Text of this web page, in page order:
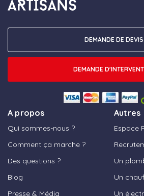
A propos
Qui sommes-nous ?
Comment ça marche ?
Des questions ?
Blog
Presse & Média
Autres
Espace
Un
Un
Un
DEMANDE DE DEVIS
DEMANDE